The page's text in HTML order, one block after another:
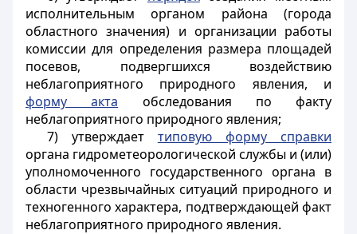
исполнительным органом района (города
областного значения) и организации работы
комиссии для определения размера площадей
посевов, подвергшихся воздействию
неблагоприятного природного явления, и
форму акта обследования по факту
неблагоприятного природного явления;
7) утверждает типовую форму справки
органа гидрометеорологической службы и (или)
уполномоченного государственного органа в
области чрезвычайных ситуаций природного и
техногенного характера, подтверждающей факт
неблагоприятного природного явления.